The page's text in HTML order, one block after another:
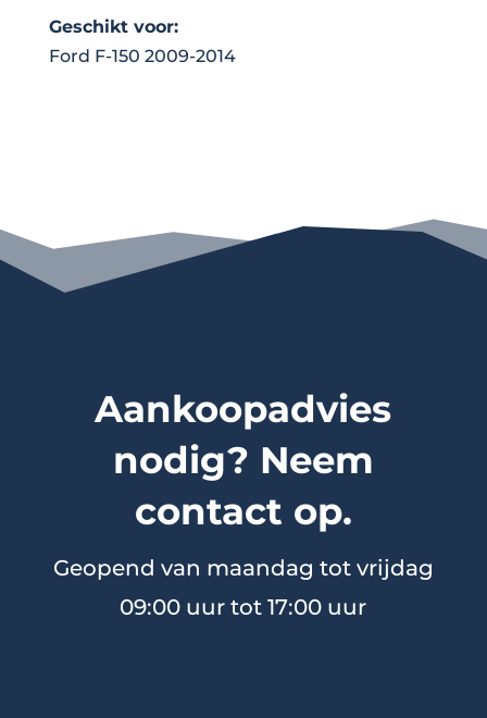
Geschikt voor:
Ford F-150 2009-2014
Aankoopadvies
nodig? Neem
contact op.
Geopend van maandag tot vrijdag
09:00 uur tot 17:00 uur